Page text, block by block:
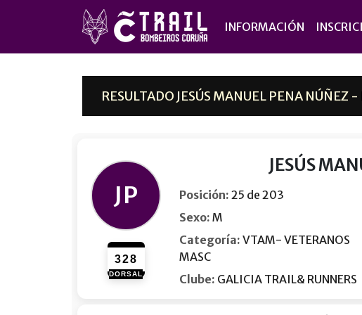
INFORMACIÓN
RESULTADO JESÚS MANUEL PENA
JP
328
DORSAL
JESÚS
Posición: 25 de 203
Sexo: M
Categoría: VTAM- VETERANOS
MASC
Clube: GALICIA TRAIL& RUNNERS